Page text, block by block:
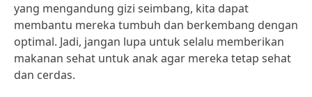
yang mengandung gizi seimbang, kita dapat
membantu mereka tumbuh dan berkembang dengan
optimal. Jadi, jangan lupa untuk selalu memberikan
makanan sehat untuk anak agar mereka tetap sehat
dan cerdas.